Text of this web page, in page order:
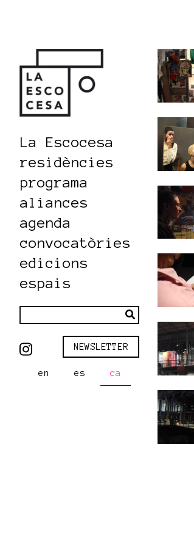
La Escocesa
residències
programa
aliances
agenda
convocatòries
edicions
espais
NEWSLETTER
en es ca